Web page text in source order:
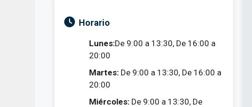
Horario
Lunes:De 9:00 a 13:30, De 16:00 a
20:00
Martes: De 9:00 a 13:30, De 16:00 a
20:00
Miércoles: De 9:00 a 13:30, De